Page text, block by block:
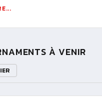
À VENIR